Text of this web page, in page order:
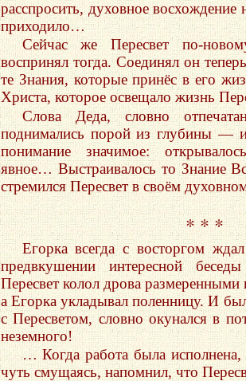
расспросить, духовное восхождение
приходило…
Сейчас же Пересвет по-
воспринял тогда. Соединял он
те Знания, которые принёс в его
Христа, которое освещало жизнь
Слова Деда, словно
поднимались порой из глубины — и
понимание значимое:
явное… Выстраивалось то Знание
стремился Пересвет в своём
* * *
Егорка всегда с восторгом
предвкушении интересной
Пересвет колол дрова
а Егорка укладывал поленницу. И
с Пересветом, словно окунался в
неземного!
… Когда работа была
чуть смущаясь, напомнил, что